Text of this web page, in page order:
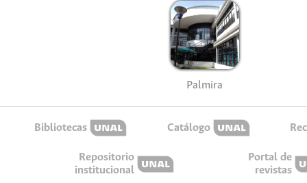
Palmira
Bibliotecas Catálogo
Repositorio
institucional
Portal de
revistas